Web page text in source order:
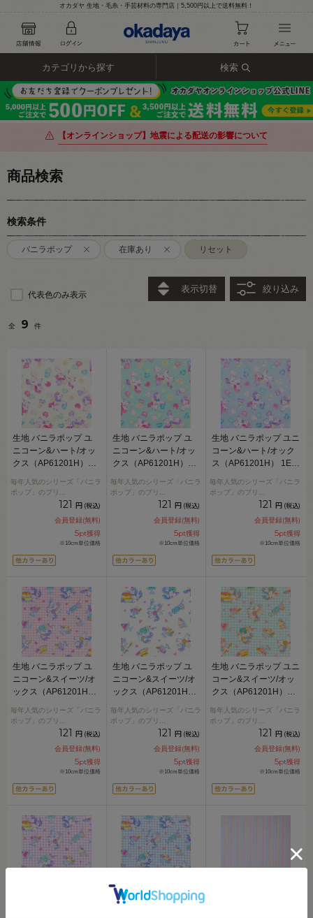
オカダヤ 生地・毛糸・手芸材料の専門店｜5,500円以上で送料無料！
カテゴリから探す 検索
【オンラインショップ】地震による配送の影響について
商品検索
検索条件
バニラポップ 在庫あり リセット
代表色のみ表示
表示切替 絞り込み
全 9 件
生地 バニラポップ ユ
ニコーン&ハート/オッ
クス（AP61201H）
毎年人気のシリーズ「バニラ
ポップ」のプリ
121 円 (税込)
会員登録(無料)
5pt獲得
※10cm単位価格
生地 バニラポップ ユ
ニコーン&ハート/オッ
クス（AP61201H）
毎年人気のシリーズ「バニラ
ポップ」のプリ
121 円 (税込)
会員登録(無料)
5pt獲得
※10cm単位価格
生地 バニラポップ ユニ
コーン&ハート/オック
ス（AP61201H） 1E.
毎年人気のシリーズ「バニラ
ポップ」のプリ
121 円 (税込)
会員登録(無料)
5pt獲得
※10cm単位価格
生地 バニラポップ ユ
ニコーン&スイーツ/オ
ックス（AP61201H）
毎年人気のシリーズ「バニラ
ポップ」のプリ
121 円 (税込)
会員登録(無料)
5pt獲得
※10cm単位価格
生地 バニラポップ ユ
ニコーン&スイーツ/オ
ックス（AP61201H）
毎年人気のシリーズ「バニラ
ポップ」のプリ
121 円 (税込)
会員登録(無料)
5pt獲得
※10cm単位価格
生地 バニラポップ ユニ
コーン&スイーツ/オッ
クス（AP61201H）
毎年人気のシリーズ「バニラ
ポップ」のプリ
121 円 (税込)
会員登録(無料)
5pt獲得
※10cm単位価格
生地 バニラポップ ユ